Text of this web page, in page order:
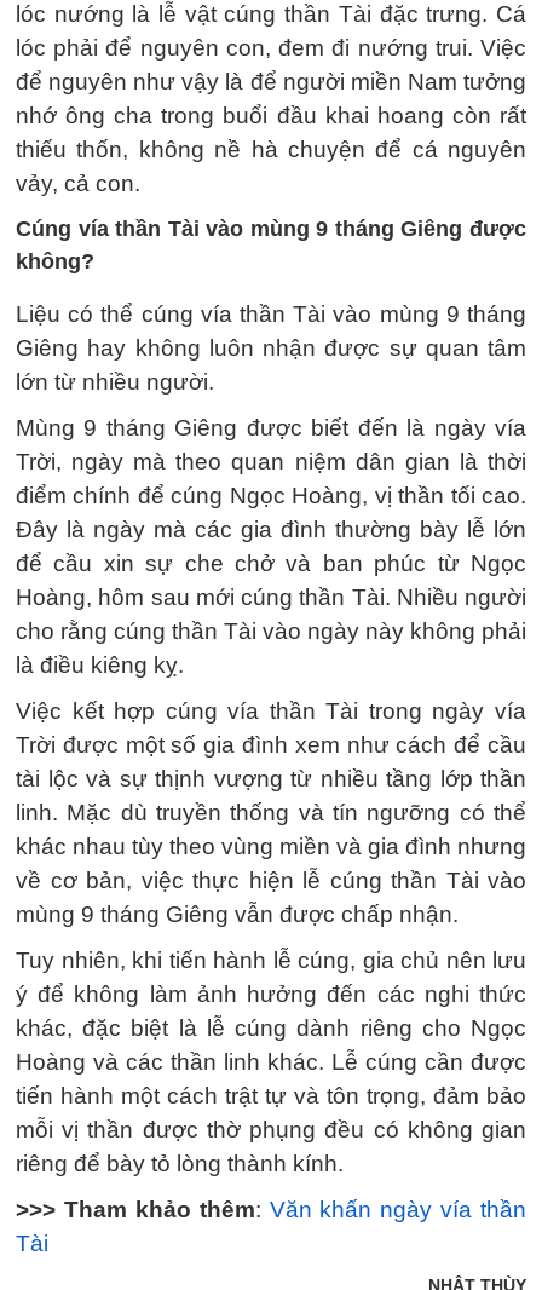
lóc nướng là lễ vật cúng thần Tài đặc trưng. Cá
lóc phải để nguyên con, đem đi nướng trui. Việc
để nguyên như vậy là để người miền Nam tưởng
nhớ ông cha trong buổi đầu khai hoang còn rất
thiếu thốn, không nề hà chuyện để cá nguyên
vảy, cả con.
Cúng vía thần Tài vào mùng 9 tháng Giêng được
không?
Liệu có thể cúng vía thần Tài vào mùng 9 tháng
Giêng hay không luôn nhận được sự quan tâm
lớn từ nhiều người.
Mùng 9 tháng Giêng được biết đến là ngày vía
Trời, ngày mà theo quan niệm dân gian là thời
điểm chính để cúng Ngọc Hoàng, vị thần tối cao.
Đây là ngày mà các gia đình thường bày lễ lớn
để cầu xin sự che chở và ban phúc từ Ngọc
Hoàng, hôm sau mới cúng thần Tài. Nhiều người
cho rằng cúng thần Tài vào ngày này không phải
là điều kiêng kỵ.
Việc kết hợp cúng vía thần Tài trong ngày vía
Trời được một số gia đình xem như cách để cầu
tài lộc và sự thịnh vượng từ nhiều tầng lớp thần
linh. Mặc dù truyền thống và tín ngưỡng có thể
khác nhau tùy theo vùng miền và gia đình nhưng
về cơ bản, việc thực hiện lễ cúng thần Tài vào
mùng 9 tháng Giêng vẫn được chấp nhận.
Tuy nhiên, khi tiến hành lễ cúng, gia chủ nên lưu
ý để không làm ảnh hưởng đến các nghi thức
khác, đặc biệt là lễ cúng dành riêng cho Ngọc
Hoàng và các thần linh khác. Lễ cúng cần được
tiến hành một cách trật tự và tôn trọng, đảm bảo
mỗi vị thần được thờ phụng đều có không gian
riêng để bày tỏ lòng thành kính.
>>> Tham khảo thêm: Văn khấn ngày vía thần
Tài
NHẬT THÙY